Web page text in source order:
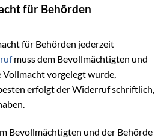
für Behörden
für Behörden jederzeit
muss dem Bevollmächtigten und
Vollmacht vorgelegt wurde,
erfolgt der Widerruf schriftlich,
Bevollmächtigten und der Behörde